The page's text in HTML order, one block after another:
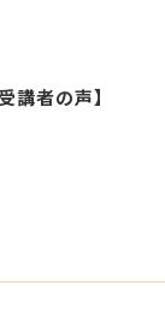
講者の声】